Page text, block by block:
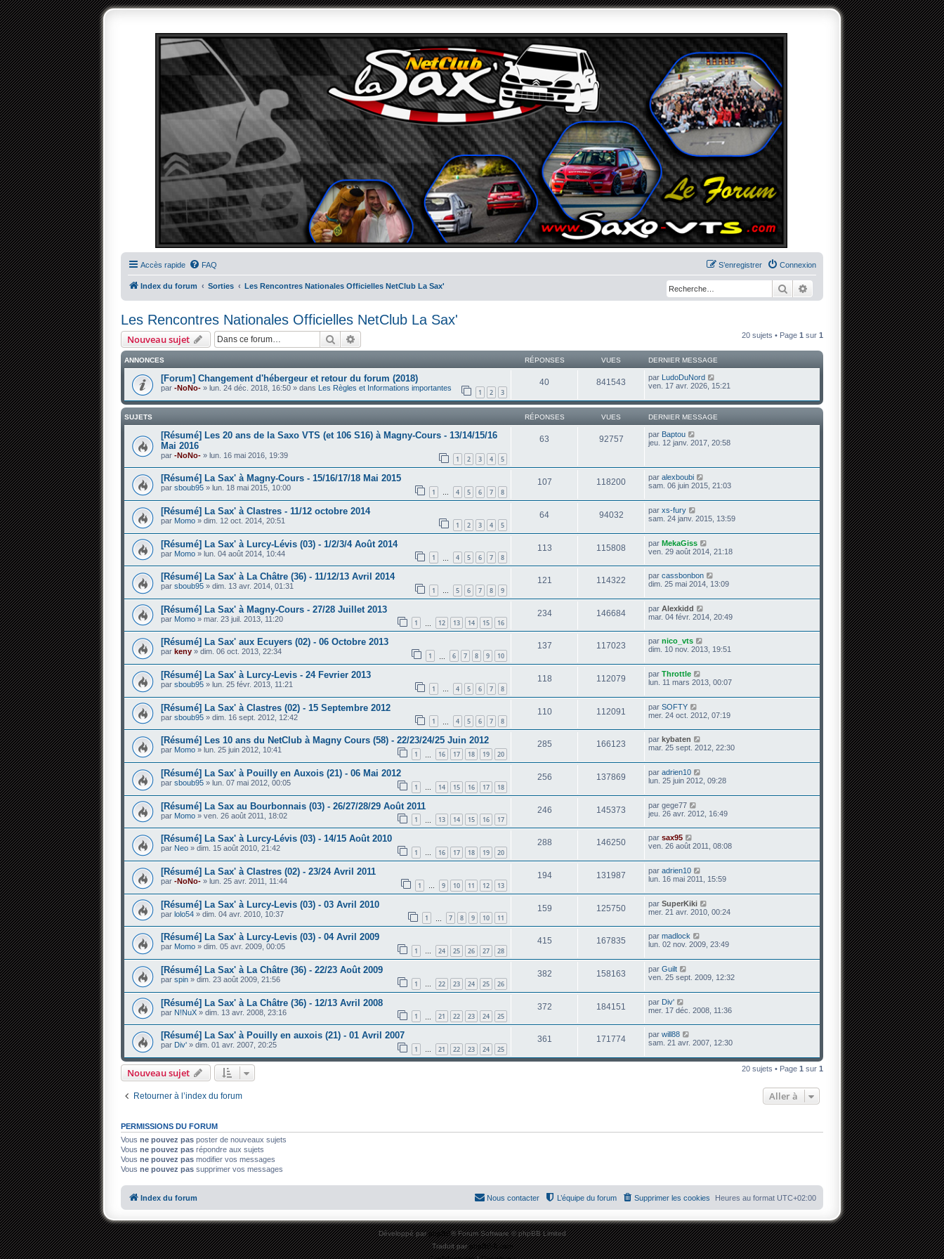
Accès rapide FAQ Connexion
S’enregistrer
Index du forum Sorties Les Rencontres Nationales Officielles NetClub La Sax' RechercherRecherche avancée
Les Rencontres Nationales Officielles NetClub La Sax'
Nouveau sujet Rechercher 20 sujets • Page 1 sur 1
ANNONCES RÉPONSES VUES DERNIER MESSAGE
[Forum] Changement d'hébergeur et retour du forum (2018)
par -NoNo- » lun. 24 déc. 2018, 16:50 » dans Les Règles et Informations importantes 1 2 3
40 841543 par LudoDuNord
ven. 17 avr. 2026, 15:21
SUJETS RÉPONSES VUES DERNIER MESSAGE
[Résumé] Les 20 ans de la Saxo VTS (et 106 S16) à Magny-Cours - 13/14/15/16
Mai 2016
par -NoNo- » lun. 16 mai 2016, 19:39 1 2 3 4 5
63 92757 par Baptou
jeu. 12 janv. 2017, 20:58
[Résumé] La Sax' à Magny-Cours - 15/16/17/18 Mai 2015
par sboub95 » lun. 18 mai 2015, 10:00 1 … 4 5 6 7 8
107 118200 par alexboubi
sam. 06 juin 2015, 21:03
[Résumé] La Sax' à Clastres - 11/12 octobre 2014
par Momo » dim. 12 oct. 2014, 20:51 1 2 3 4 5
64 94032 par xs-fury
sam. 24 janv. 2015, 13:59
[Résumé] La Sax' à Lurcy-Lévis (03) - 1/2/3/4 Août 2014
par Momo » lun. 04 août 2014, 10:44 1 4 5 6 7 8
113 115808 par MekaGiss
ven. 29 août 2014, 21:18
[Résumé] La Sax' à La Châtre (36) - 11/12/13 Avril 2014
par sboub95 » dim. 13 avr. 2014, 01:31 1 … 5 6 7 8 9
121 114322 par cassbonbon
dim. 25 mai 2014, 13:09
[Résumé] La Sax' à Magny-Cours - 27/28 Juillet 2013
par Momo » mar. 23 juil. 2013, 11:20 1 12 13 14 15 16
234 146684 par Alexkidd
mar. 04 févr. 2014, 20:49
[Résumé] La Sax' aux Ecuyers (02) - 06 Octobre 2013
par keny » dim. 06 oct. 2013, 22:34 1 6 7 8 9 10
137 117023 par nico_vts
dim. 10 nov. 2013, 19:51
[Résumé] La Sax' à Lurcy-Levis - 24 Fevrier 2013
par sboub95 » lun. 25 févr. 2013, 11:21 1 … 4 5 6 7 8
118 112079 par Throttle
lun. 11 mars 2013, 00:07
[Résumé] La Sax' à Clastres (02) - 15 Septembre 2012
par sboub95 » dim. 16 sept. 2012, 12:42 1 4 5 6 7 8
110 112091 par SOFTY
mer. 24 oct. 2012, 07:19
[Résumé] Les 10 ans du NetClub à Magny Cours (58) - 22/23/24/25 Juin 2012
par Momo » lun. 25 juin 2012, 10:41 1 16 17 18 19 20
285 166123 par kybaten
mar. 25 sept. 2012, 22:30
[Résumé] La Sax' à Pouilly en Auxois (21) - 06 Mai 2012
par sboub95 » lun. 07 mai 2012, 00:05 1 … 14 15 16 17 18
256 137869 par adrien10
lun. 25 juin 2012, 09:28
[Résumé] La Sax au Bourbonnais (03) - 26/27/28/29 Août 2011
par Momo » ven. 26 août 2011, 18:02 1 13 14 15 16 17
246 145373 par gege77
jeu. 26 avr. 2012, 16:49
[Résumé] La Sax' à Lurcy-Lévis (03) - 14/15 Août 2010
par Neo » dim. 15 août 2010, 21:42 1 … 16 17 18 19 20
288 146250 par sax95
ven. 26 août 2011, 08:08
[Résumé] La Sax' à Clastres (02) - 23/24 Avril 2011
par -NoNo- » lun. 25 avr. 2011, 11:44 1 … 9 10 11 12 13
194 131987 par adrien10
lun. 16 mai 2011, 15:59
[Résumé] La Sax' à Lurcy-Levis (03) - 03 Avril 2010
par lolo54 » dim. 04 avr. 2010, 10:37 1 7 8 9 10 11
159 125750 par SuperKiki
mer. 21 avr. 2010, 00:24
[Résumé] La Sax' à Lurcy-Levis (03) - 04 Avril 2009
par Momo » dim. 05 avr. 2009, 00:05 1 … 24 25 26 27 28
415 167835 par madlock
lun. 02 nov. 2009, 23:49
[Résumé] La Sax' à La Châtre (36) - 22/23 Août 2009
par spin » dim. 23 août 2009, 21:56 1 22 23 24 25 26
382 158163 par Guilt
ven. 25 sept. 2009, 12:32
[Résumé] La Sax' à La Châtre (36) - 12/13 Avril 2008
par N!NuX » dim. 13 avr. 2008, 23:16 1 21 22 23 24 25
372 184151 par Div'
mer. 17 déc. 2008, 11:36
[Résumé] La Sax' à Pouilly en auxois (21) - 01 Avril 2007
par Div' » dim. 01 avr. 2007, 20:25 1 … 21 22 23 24 25
361 171774 par will88
sam. 21 avr. 2007, 12:30
Nouveau sujet 20 sujets • Page 1 sur 1
Retourner à l’index du forum Aller à
PERMISSIONS DU FORUM
Vous ne pouvez pas poster de nouveaux sujets
Vous ne pouvez pas répondre aux sujets
Vous ne pouvez pas modifier vos messages
Vous ne pouvez pas supprimer vos messages
Index du forum Heures au format UTC+02:00
Supprimer les cookies
L’équipe du forum
Nous contacter
Développé parphpBB® Forum Software © phpBB Limited
Traduit parphpBB-fr.com